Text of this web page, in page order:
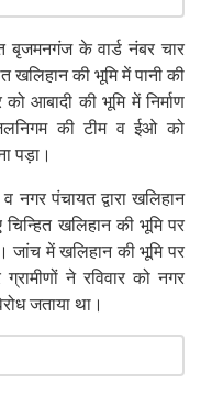
बृजमनगंज के वार्ड नंबर चार
खलिहान की भूमि में पानी की
आबादी की भूमि में निर्माण
की टीम व ईओ को
पड़ा।
नगर पंचायत द्वारा खलिहान
खलिहान की भूमि पर
जांच में खलिहान की भूमि पर
ने रविवार को नगर
जताया था।